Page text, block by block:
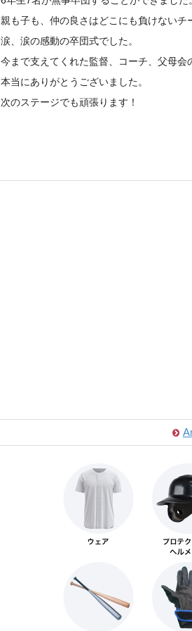
親も子も、仲の良さはどこにも負けないチ
涙、涙の感動の卒団式でした。
今まで支えてくれた監督、コーチ、父母会
本当にありがとうございました。
次のステージでも頑張ります！